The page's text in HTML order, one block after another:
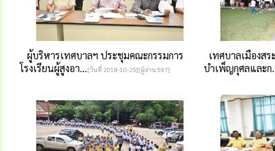
ผู้บริหารเทศบาลฯ ประชุมคณะกรรมการ
โรงเรียนผู้สูงอา...[วันที่ 2018-10-25][ผู้อ่าน 597]
เทศบาลเมืองส
บำเพ็ญกุศลและก